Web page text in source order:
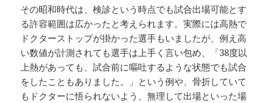
その昭和時代は、検診という時点でも試合出場可能とす
る許容範囲は広かったと考えられます。実際には高熱で
ドクターストップが掛かった選手もいましたが、例え高
い数値が計測されても選手は上手く言い包め、「38度以
上熱があっても、試合前に嘔吐するような状態でも試合
をしたこともありました。」という例や、骨折していて
もドクターに悟られないよう、無理して出場といった場